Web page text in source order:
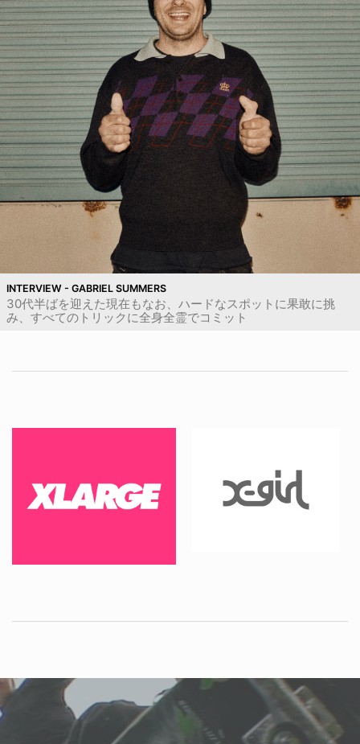
INTERVIEW - GABRIEL SUMMERS
30代半ばを迎えた現在もなお、ハードなスポットに果敢に挑
み、すべてのトリックに全身全霊でコミット